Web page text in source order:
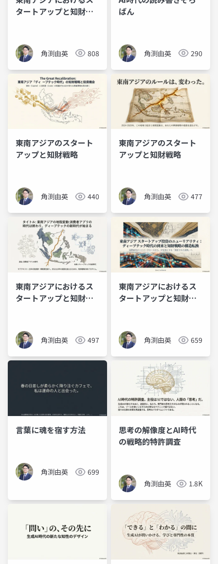
タートアップと知財戦
角渕由英 808
ばん
角渕由英 290
東南アジアのスタート
アップと知財戦略
角渕由英 440
東南アジアのスタート
アップと知財戦略
角渕由英 477
東南アジアにおけるス
タートアップと知財戦
角渕由英 497
東南アジアにおけるス
タートアップと知財戦
角渕由英 659
言葉に魂を宿す方法
角渕由英 699
思考の解像度とAI時代
の戦略的特許調査
角渕由英 1.8K